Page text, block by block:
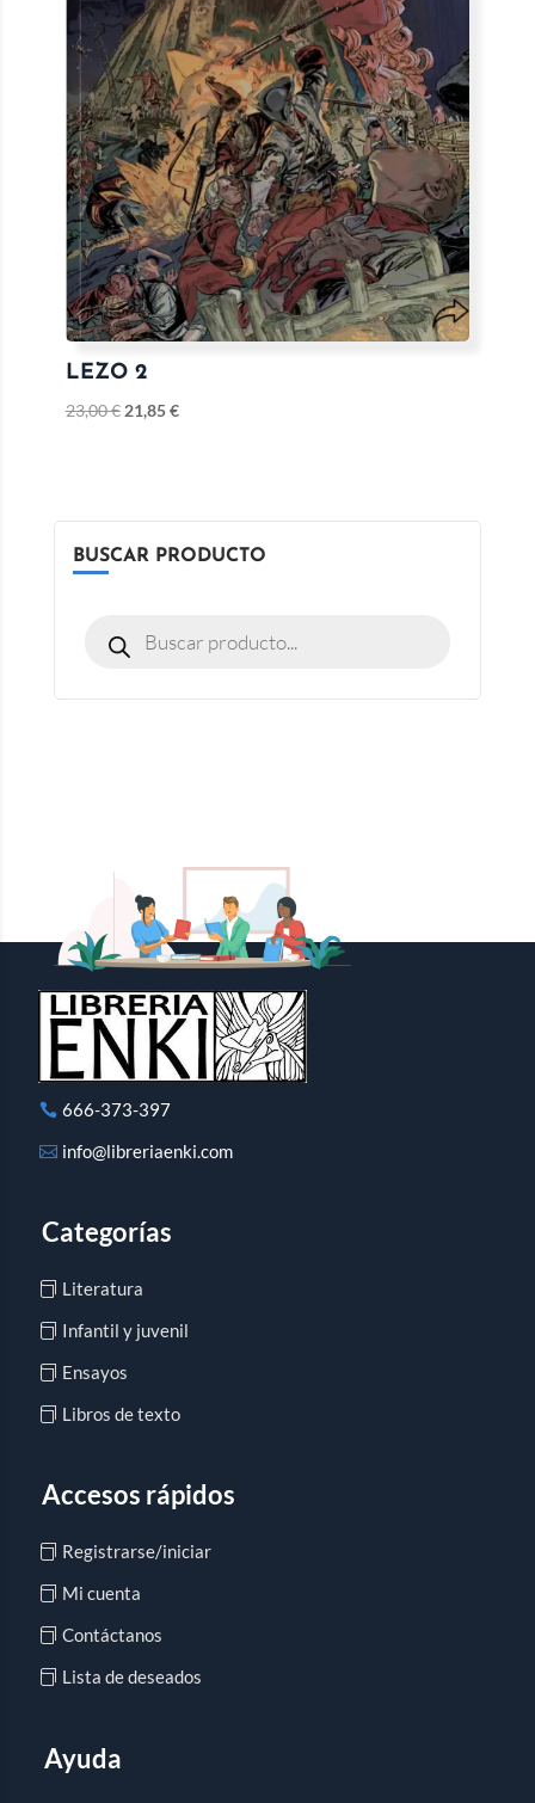
LEZO 2
23,00€ 21,85€
BUSCAR PRODUCTO
666-373-397
info@libreriaenki.com
Categorías
Literatura
Infantil y juvenil
Ensayos
Libros de texto
Accesos rápidos
Registrarse/iniciar
Mi cuenta
Contáctanos
Lista de deseados
Ayuda